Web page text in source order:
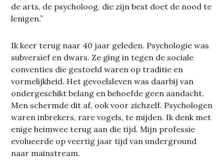
de arts, de psycholoog, die zijn best doet de nood te
lenigen.”
Ik keer terug naar 40 jaar geleden. Psychologie was
subversief en dwars. Ze ging in tegen de sociale
conventies die gestoeld waren op traditie en
vormelijkheid. Het gevoelsleven was daarbij van
ondergeschikt belang en behoefde geen aandacht.
Men schermde dit af, ook voor zichzelf. Psychologen
waren inbrekers, rare vogels, te mijden. Ik denk met
enige heimwee terug aan die tijd. Mijn professie
evolueerde op veertig jaar tijd van underground
naar mainstream.